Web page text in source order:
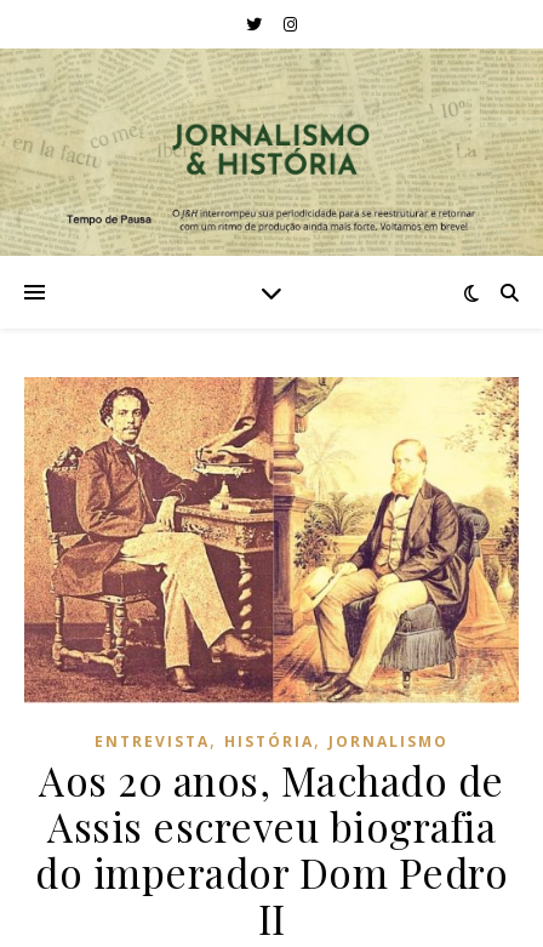
ENTREVISTA, HISTÓRIA, JORNALISMO
Aos 20 anos, Machado de
Assis escreveu biografia
do imperador Dom Pedro
II